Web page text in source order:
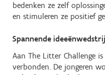
bedenken ze zelf
en stimuleren ze positief
Spannende
Aan The Litter Challenge
verbonden. De jongeren